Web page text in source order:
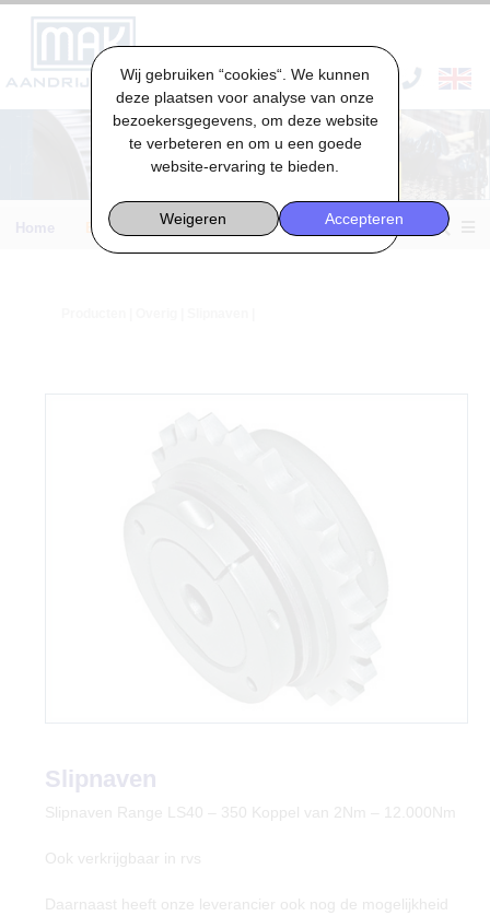
Wij gebruiken “cookies“. We kunnen
deze plaatsen voor analyse van onze
bezoekersgegevens, om deze website
te verbeteren en om u een goede
website-ervaring te bieden.
Weigeren Accepteren
VACATURES & STAGES
Engineering
Slipnaven
Slipnaven Range LS40 – 350 Koppel van 2Nm – 12.000Nm
Ook verkrijgbaar in rvs
Daarnaast heeft onze leverancier ook nog de mogelijkheid